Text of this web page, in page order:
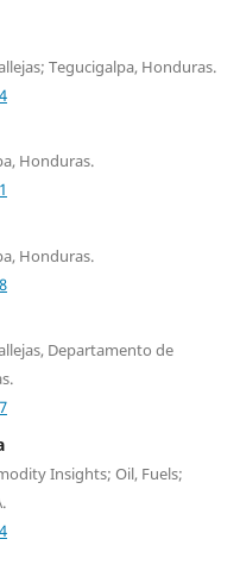
Tegucigalpa, Honduras.
Honduras.
Honduras.
Departamento de
Insights; Oil, Fuels;